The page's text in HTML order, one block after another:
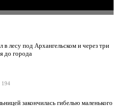
лесу под Архангельском и через три
до города
194
закончилась гибелью маленького